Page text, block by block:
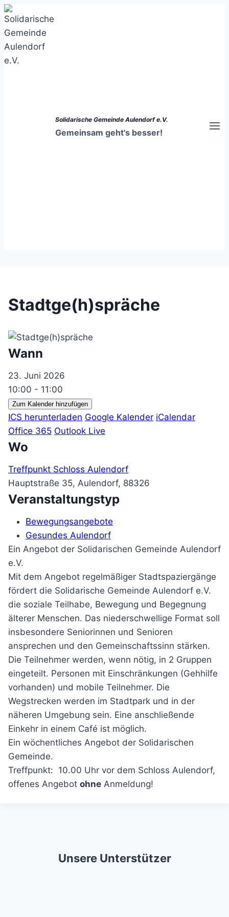
Zum
Inhalt
springen
Solidarische Gemeinde Aulendorf e.V.
Gemeinsam geht's besser!
Stadtge(h)spräche
Wann
23. Juni 2026
10:00 - 11:00
Zum Kalender hinzufügen
ICS herunterladen Google Kalender iCalendar
Office 365 Outlook Live
Wo
Treffpunkt Schloss Aulendorf
Hauptstraße 35, Aulendorf, 88326
Veranstaltungstyp
Bewegungsangebote
Gesundes Aulendorf
Ein Angebot der Solidarischen Gemeinde Aulendorf
e.V.
Mit dem Angebot regelmäßiger Stadtspaziergänge
fördert die Solidarische Gemeinde Aulendorf e.V.
die soziale Teilhabe, Bewegung und Begegnung
älterer Menschen. Das niederschwellige Format soll
insbesondere Seniorinnen und Senioren
ansprechen und den Gemeinschaftssinn stärken.
Die Teilnehmer werden, wenn nötig, in 2 Gruppen
eingeteilt. Personen mit Einschränkungen (Gehhilfe
vorhanden) und mobile Teilnehmer. Die
Wegstrecken werden im Stadtpark und in der
näheren Umgebung sein. Eine anschließende
Einkehr in einem Café ist möglich.
Ein wöchentliches Angebot der Solidarischen
Gemeinde.
Treffpunkt: 10.00 Uhr vor dem Schloss Aulendorf,
offenes Angebot ohne Anmeldung!
Unsere Unterstützer